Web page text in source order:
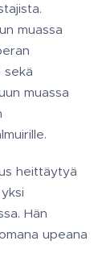
muassa
sekä
muassa
heittäytyä
Hän
upeana